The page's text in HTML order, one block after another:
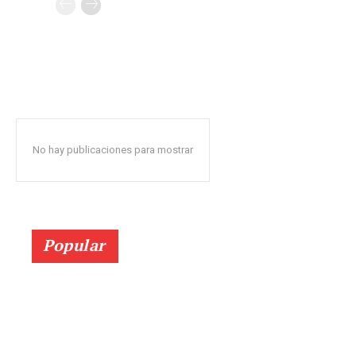
No hay publicaciones para mostrar
Popular